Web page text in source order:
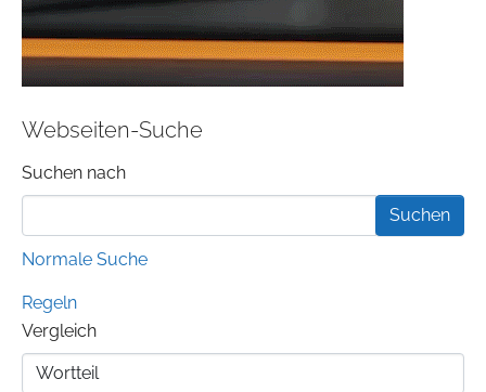
Webseiten-Suche
Suchformular
Suchen nach
Normale Suche
Regeln
Vergleich